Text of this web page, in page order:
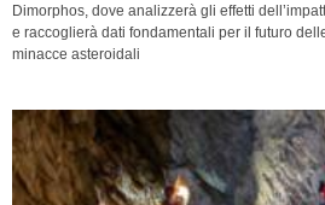
Dimorphos, dove analizzerà gli effetti
e raccoglierà dati fondamentali per il futuro
minacce asteroidali